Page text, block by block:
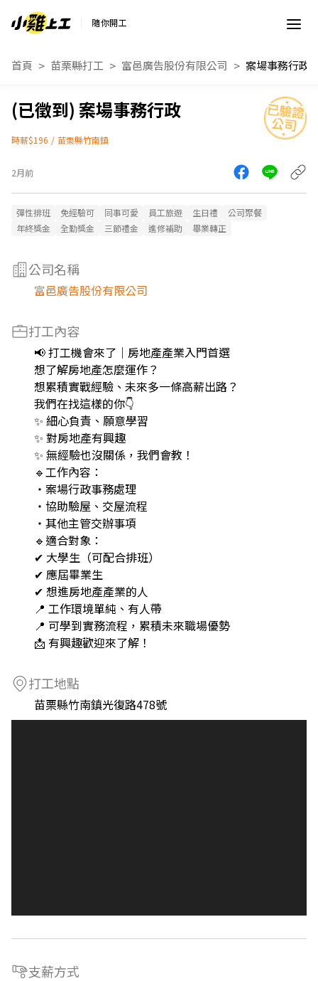
隨你開工
首頁 苗栗縣打工 富邑廣告股份有限公司 案場事務行政
案場事務行政
時薪$196 / 苗栗縣竹南鎮
2月前
彈性排班 免經驗可 同事可愛 員工旅遊 生日禮
公司聚餐
年終獎金
全勤獎金 三節禮金 進修補助 畢業轉正
公司名稱
富邑廣告股份有限公司
打工內容
📢 打工機會來了｜房地產產業入門首選
想了解房地產怎麼運作？
想累積實戰經驗、未來多一條高薪出路？
我們在找這樣的你👇
✨ 細心負責、願意學習
✨ 對房地產有興趣
✨ 無經驗也沒關係，我們會教！
🔹工作內容：
・案場行政事務處理
・協助驗屋、交屋流程
・其他主管交辦事項
🔹適合對象：
✔ 大學生（可配合排班）
✔ 應屆畢業生
✔ 想進房地產產業的人
📍 工作環境單純、有人帶
📍 可學到實務流程，累積未來職場優勢
📩 有興趣歡迎來了解！
打工地點
苗栗縣竹南鎮光復路478號
支薪方式